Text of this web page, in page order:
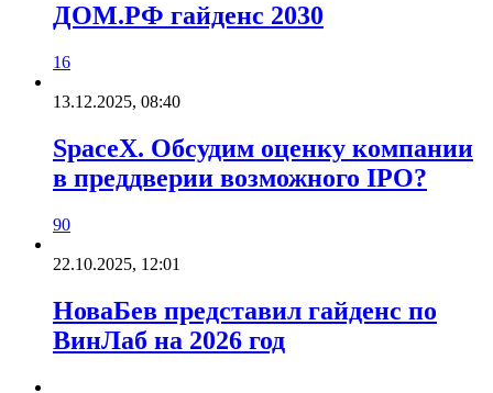
ДОМ.РФ гайденс 2030
16
13.12.2025, 08:40
SpaceX. Обсудим оценку компании
в преддверии возможного IPO?
90
22.10.2025, 12:01
НоваБев представил гайденс по
ВинЛаб на 2026 год